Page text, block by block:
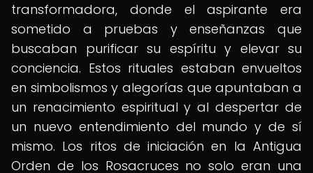
transformadora, donde el aspirante era
sometido a pruebas y enseñanzas que
buscaban purificar su espíritu y elevar su
conciencia. Estos rituales estaban envueltos
en simbolismos y alegorías que apuntaban a
un renacimiento espiritual y al despertar de
un nuevo entendimiento del mundo y de sí
mismo. Los ritos de iniciación en la Antigua
Orden de los Rosacruces no solo eran una